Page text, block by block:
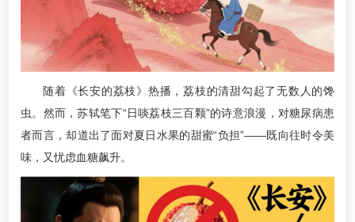
随着《长安的荔枝》热播，荔枝的清甜勾起了无数人的馋
虫。然而，苏轼笔下“日啖荔枝三百颗”的诗意浪漫，对糖尿病患
者而言，却道出了面对夏日水果的甜蜜“负担”——既向往时令美
味，又忧虑血糖飙升。